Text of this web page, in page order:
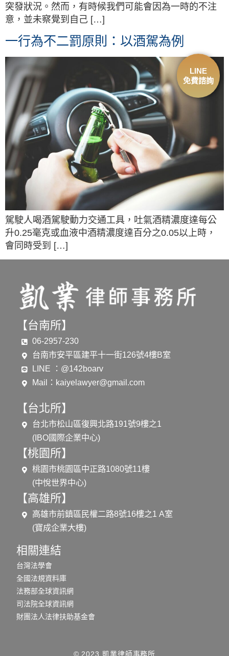
突發狀況。然而，有時候我們可能會因為一時的不注
意，並未察覺到自己 […]
一行為不二罰原則：以酒駕為例
駕駛人喝酒駕駛動力交通工具，吐氣酒精濃度達每公
升0.25毫克或血液中酒精濃度達百分之0.05以上時，
會同時受到 […]
【台南所】
06-2957-230
台南市安平區建平十一街126號4樓B室
LINE ：@142boarv
Mail： kaiyelawyer@gmail.com
【台北所】
台北市松山區復興北路191號9樓之1
(IBO國際企業中心)
【桃園所】
桃園市桃園區中正路1080號11樓
(中悅世界中心)
【高雄所】
高雄市前鎮區民權二路8號16樓之1 A室
(寶成企業大樓)
相關連結
台灣法學會
全國法規資料庫
法務部全球資訊網
司法院全球資訊網
財團法人法律扶助基金會
© 2023 凱業律師事務所
LINE
免費諮詢